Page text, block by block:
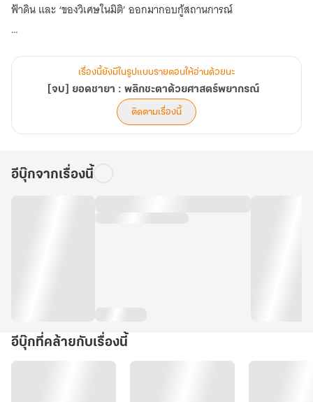
ฟ้าดิน และ ‘ของวิเศษในมิติ’ ออกมากอบกู้สถานการณ์
เปลี่ยนสามีขาพิการ ให้กลับคืนสู่ตำแหน่งอ๋องผู้เกรียงไกร!
เรื่องนี้ยังมีในรูปแบบรายตอนให้อ่านด้วยนะ
[จบ] ยอดชายา : พลิกชะตาด้วยศาสตร์พยากรณ์
ติดตามเรื่องนี้
อีบุ๊กจากเรื่องนี้
อีบุ๊กที่คล้ายกับเรื่องนี้